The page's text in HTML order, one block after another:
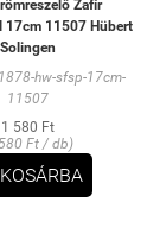
Zafír
17cm 11507 Hübert
Solingen
hw-sfsp-17cm-
11507
1 580 Ft
Ft / db)
KOSÁRBA